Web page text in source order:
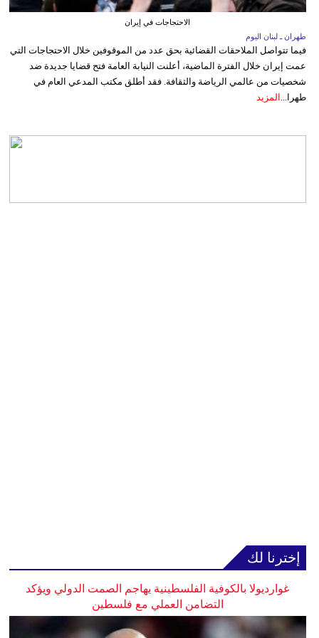
الاحتجاجات في إيران
طهران ـ لبنان اليوم
فيما تتواصل الملاحقات القضائية بحق عدد من الموقوفين خلال الاحتجاجات التي
عمت إيران خلال الفترة الماضية، أعلنت النيابة العامة فتح قضايا جديدة ضد
شخصيات من عالمي الرياضة والثقافة. فقد أطلق مكتب المدعي العام في
طهرا... المزيد
إخترنا لك
غوارديولا بالكوفية الفلسطينية يهاجم الصمت الدولي ويؤكد
التضامن العملي مع فلسطين